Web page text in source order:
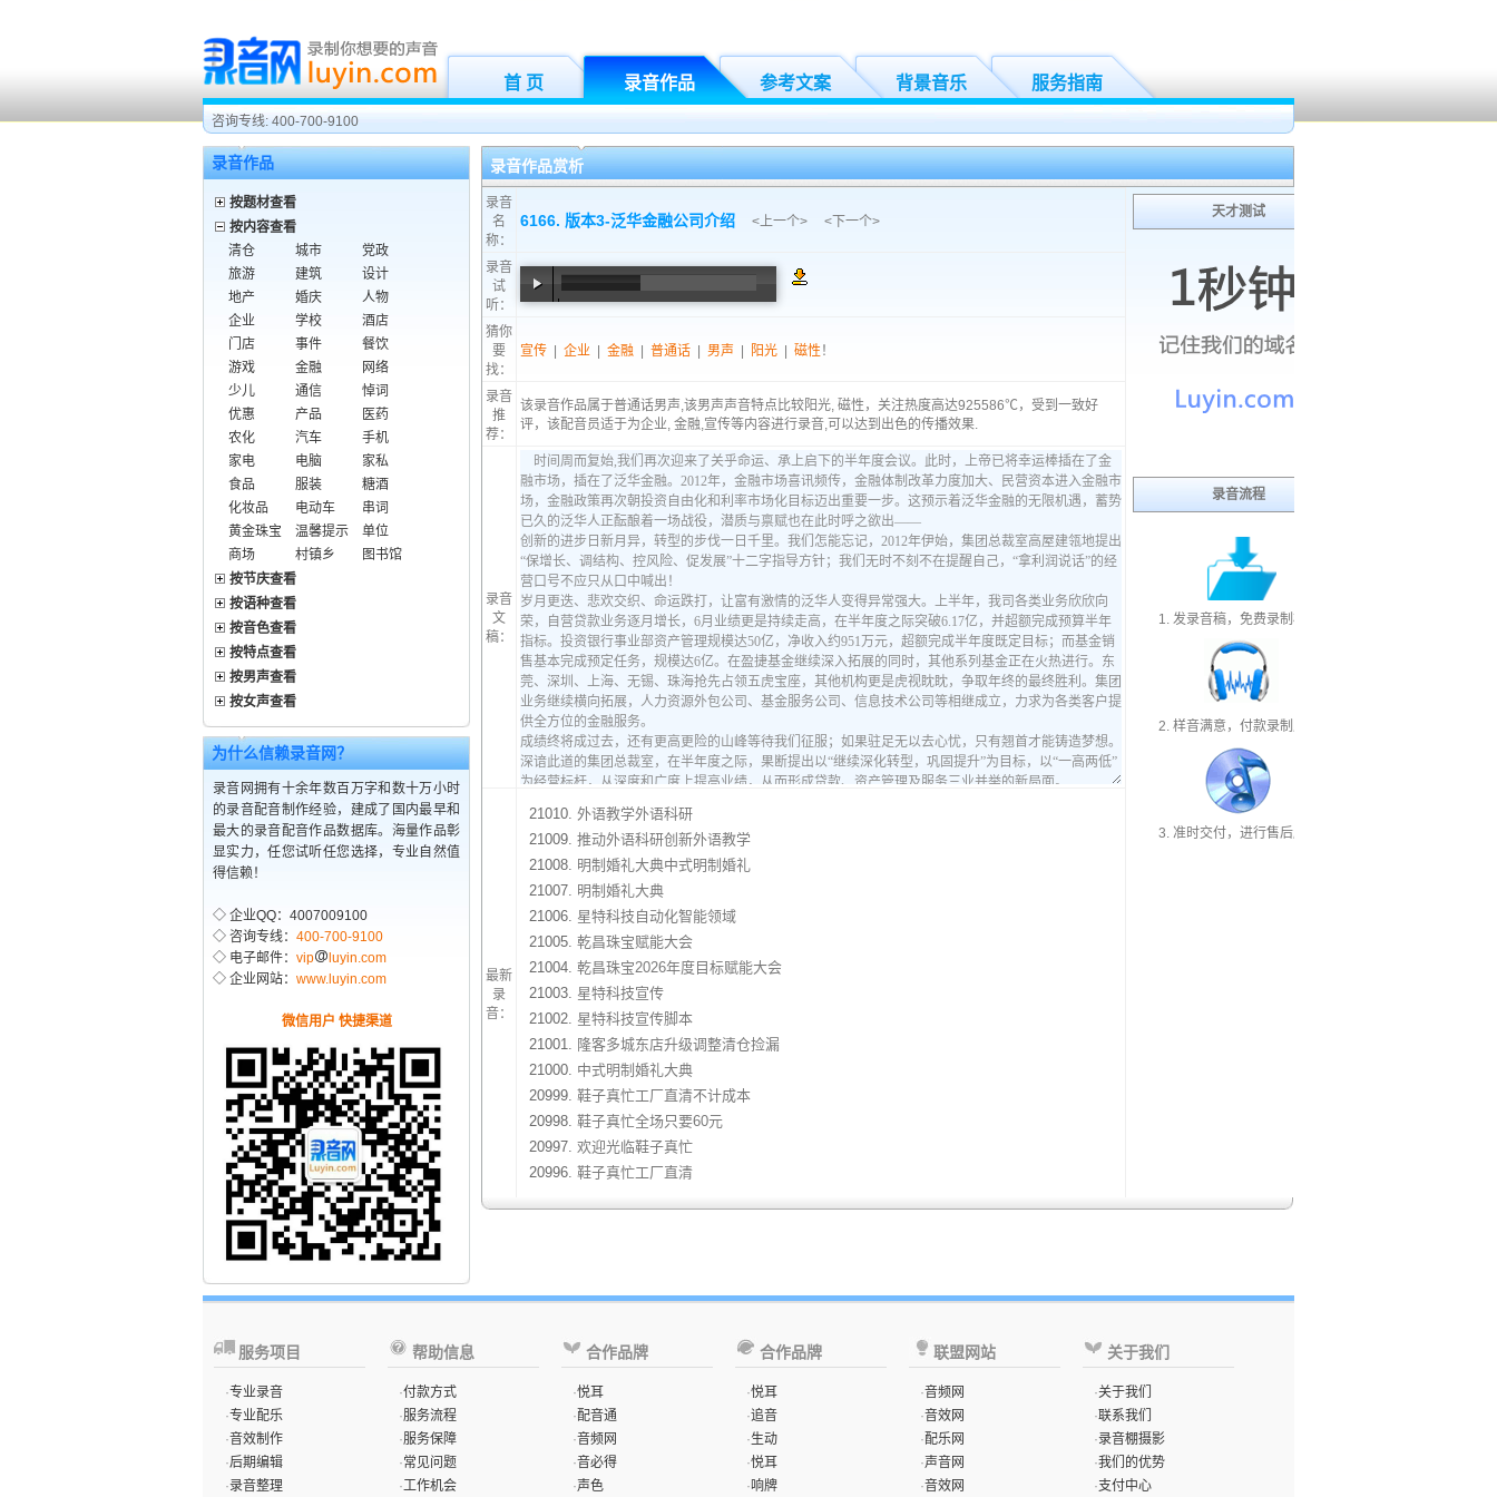
首 页 录音作品 参考文案 背景音乐 服务指南
咨询专线: 400-700-9100
录音作品
按题材查看
按内容查看
清仓
城市
党政
旅游
建筑
设计
地产
婚庆
人物
企业
学校
酒店
门店
事件
餐饮
游戏
金融
网络
少儿
通信
悼词
优惠
产品
医药
农化
汽车
手机
家电
电脑
家私
食品
服装
糖酒
化妆品
电动车
串词
黄金珠宝
温馨提示
单位
商场
村镇乡
图书馆
按节庆查看
按语种查看
按音色查看
按特点查看
按男声查看
按女声查看
为什么信赖录音网？
录音网拥有十余年数百万字和数十万小时
的录音配音制作经验，建成了国内最早和
最大的录音配音作品数据库。海量作品彰
显实力，任您试听任您选择，专业自然值
得信赖！
◇ 企业QQ：4007009100
◇ 咨询专线： 400-700-9100
◇ 电子邮件： vip
luyin.com
◇ 企业网站： www.luyin.com
微信用户 快捷渠道
录音作品赏析
录音
名
称：
6166. 版本3-泛华金融公司介绍 <上一个> < 下一个>
录音
试
听：
猜你
要
找：
宣传 企业 金融 普通话 男声 阳光 磁性 ！
录音
推
荐：
该录音作品属于普通话男声,该男声声音特点比较阳光, 磁性，关注热度高达925586℃，受到一致好
评，该配音员适于为企业, 金融,宣传等内容进行录音,可以达到出色的传播效果.
录音
文
稿：
最新
录
音：
21010. 外语教学外语科研
21009. 推动外语科研创新外语教学
21008. 明制婚礼大典中式明制婚礼
21007. 明制婚礼大典
21006. 星特科技自动化智能领域
21005. 乾昌珠宝赋能大会
21004. 乾昌珠宝2026年度目标赋能大会
21003. 星特科技宣传
21002. 星特科技宣传脚本
21001. 隆客多城东店升级调整清仓捡漏
21000. 中式明制婚礼大典
20999. 鞋子真忙工厂直清不计成本
20998. 鞋子真忙全场只要60元
20997. 欢迎光临鞋子真忙
20996. 鞋子真忙工厂直清
天才测试
录音流程
1. 发录音稿，免费录制样音
2. 样音满意，付款录制成品
3. 准时交付，进行售后服务
服务项目
·专业录音
·专业配乐
·音效制作
·后期编辑
·录音整理
帮助信息
·付款方式
·服务流程
·服务保障
·常见问题
·工作机会
合作品牌
·悦耳
·配音通
·音频网
·音必得
·声色
合作品牌
·悦耳
·追音
·生动
·悦耳
·响牌
联盟网站
·音频网
·音效网
·配乐网
·声音网
·音效网
关于我们
·关于我们
·联系我们
·录音棚摄影
·我们的优势
·支付中心